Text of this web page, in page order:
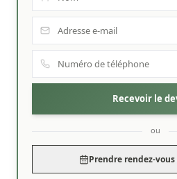
Recevoir le
ou
Prendre rendez-